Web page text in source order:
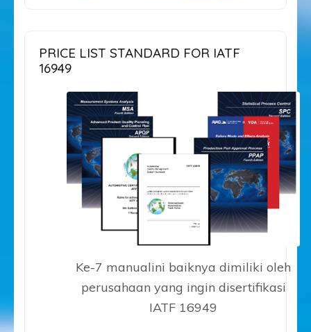
PRICE LIST STANDARD FOR IATF
16949
Ke-7 manualini baiknya dimiliki oleh
perusahaan yang ingin disertifikasi
IATF 16949